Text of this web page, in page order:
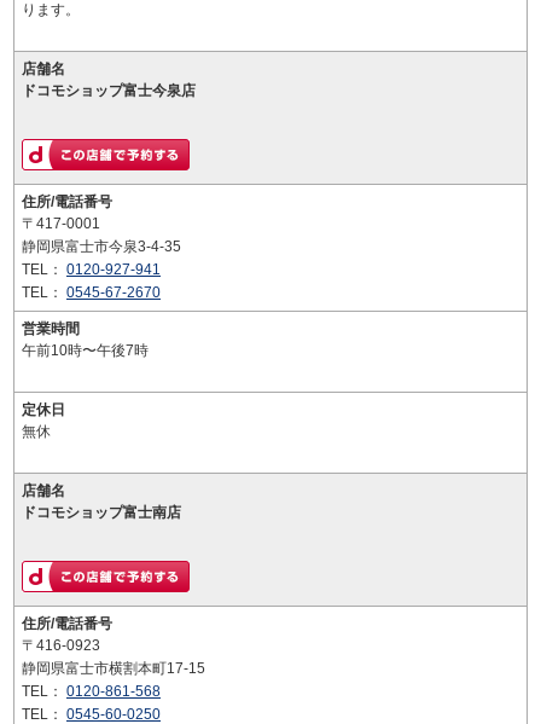
ります。
店舗名
ドコモショップ富士今泉店
住所/電話番号
〒417-0001
静岡県富士市今泉3-4-35
TEL： 0120-927-941
TEL： 0545-67-2670
営業時間
午前10時〜午後7時
定休日
無休
店舗名
ドコモショップ富士南店
住所/電話番号
〒416-0923
静岡県富士市横割本町17-15
TEL： 0120-861-568
TEL： 0545-60-0250